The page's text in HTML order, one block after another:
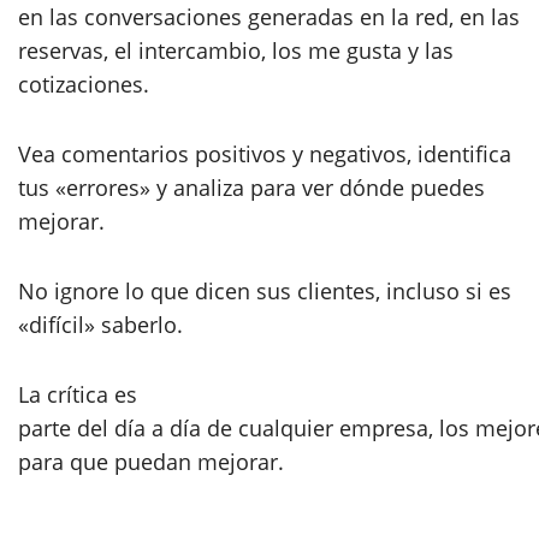
en las conversaciones generadas en la red, en las
reservas, el intercambio, los me gusta y las
cotizaciones.
Vea comentarios positivos y negativos, identifica
tus «errores» y analiza para ver dónde puedes
mejorar.
No ignore lo que dicen sus clientes, incluso si es
«difícil» saberlo.
La crítica es
parte del día a día de cualquier empresa, los
para que puedan mejorar.